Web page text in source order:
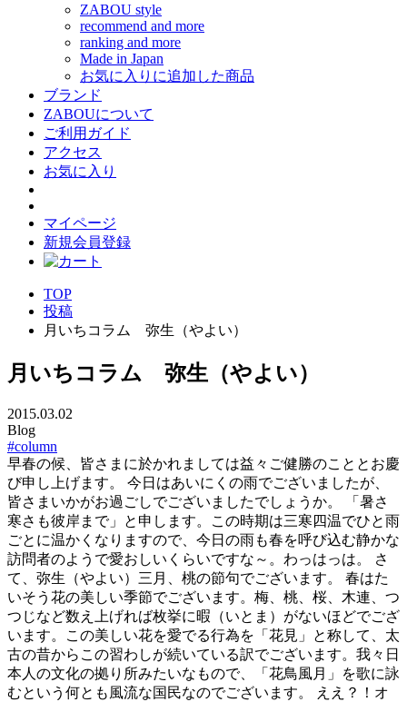
ZABOU style
recommend and more
ranking and more
Made in Japan
お気に入りに追加した商品
ブランド
ZABOUについて
ご利用ガイド
アクセス
お気に入り
マイページ
新規会員登録
TOP
投稿
月いちコラム 弥生（やよい）
月いちコラム 弥生（やよい）
2015.03.02
Blog
#column
早春の候、皆さまに於かれましては益々ご健勝のこととお慶
び申し上げます。 今日はあいにくの雨でございましたが、
皆さまいかがお過ごしでございましたでしょうか。 「暑さ
寒さも彼岸まで」と申します。この時期は三寒四温でひと雨
ごとに温かくなりますので、今日の雨も春を呼び込む静かな
訪問者のようで愛おしいくらいですな～。わっはっは。 さ
て、弥生（やよい）三月、桃の節句でございます。 春はた
いそう花の美しい季節でございます。梅、桃、桜、木連、つ
つじなど数え上げれば枚挙に暇（いとま）がないほどでござ
います。この美しい花を愛でる行為を「花見」と称して、太
古の昔からこの習わしが続いている訳でございます。我々日
本人の文化の拠り所みたいなもので、「花鳥風月」を歌に詠
むという何とも風流な国民なのでございます。 ええ？！オ